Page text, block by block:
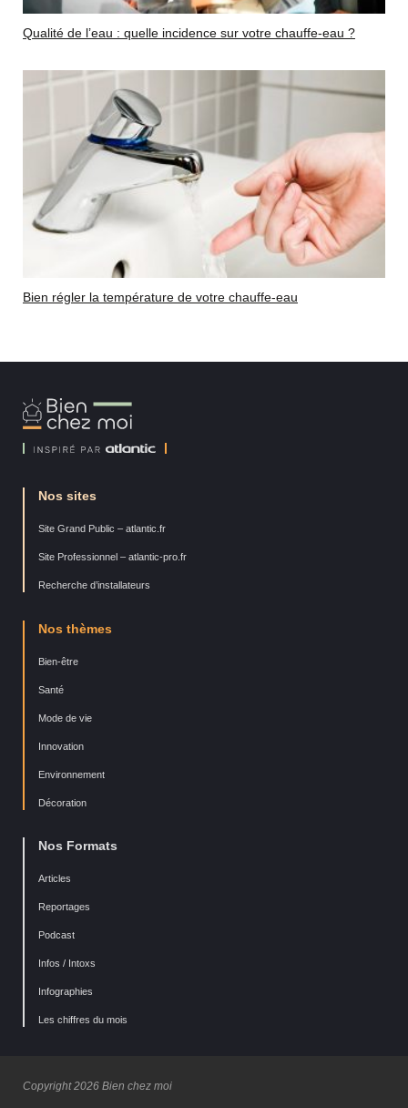
Qualité de l’eau : quelle incidence sur votre chauffe-eau ?
Bien régler la température de votre chauffe-eau
Bien
Chez
Nos sites
Site Grand Public – atlantic.fr
Site Professionnel – atlantic-pro.fr
Recherche d’installateurs
Nos thèmes
Bien-être
Santé
Mode de vie
Innovation
Environnement
Décoration
Nos Formats
Articles
Reportages
Podcast
Infos / Intoxs
Infographies
Les chiffres du mois
Copyright 2026 Bien chez moi